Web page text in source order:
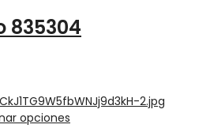
835304
opciones